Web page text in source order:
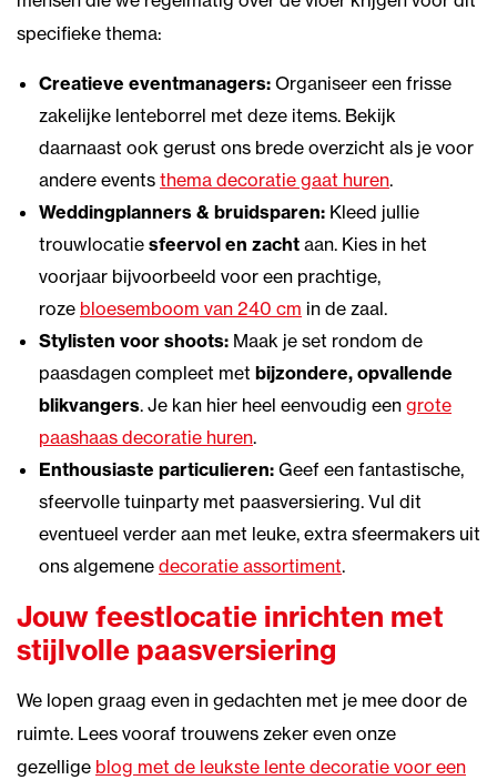
specifieke thema:
Creatieve eventmanagers: Organiseer een frisse
zakelijke lenteborrel met deze items. Bekijk
daarnaast ook gerust ons brede overzicht als je voor
andere events thema decoratie gaat huren.
Weddingplanners & bruidsparen: Kleed jullie
trouwlocatie sfeervol en zacht aan. Kies in het
voorjaar bijvoorbeeld voor een prachtige,
roze bloesemboom van 240 cm in de zaal.
Stylisten voor shoots: Maak je set rondom de
paasdagen compleet met bijzondere, opvallende
blikvangers. Je kan hier heel eenvoudig een grote
paashaas decoratie huren.
Enthousiaste particulieren: Geef een fantastische,
sfeervolle tuinparty met paasversiering. Vul dit
eventueel verder aan met leuke, extra sfeermakers uit
ons algemene decoratie assortiment.
Jouw feestlocatie inrichten met
stijlvolle paasversiering
We lopen graag even in gedachten met je mee door de
ruimte. Lees vooraf trouwens zeker even onze
gezellige blog met de leukste lente decoratie voor een